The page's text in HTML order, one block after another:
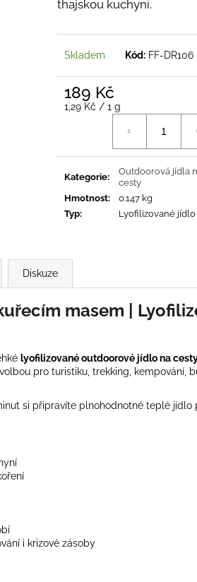
thajskou kuchyní.
Skladem Kód: FF-DR106
189 Kč
Měrná
1,29 Kč / 1 g
Kategorie:
Outdoorová jídla
cesty
Hmotnost:
0.147 kg
Typ: Lyofilizované jídlo
Diskuze
masem |
lyofilizované outdoorové jídlo na
pro turistiku, trekking, kempování,
si připravíte plnohodnotné teplé jídlo
i krizové zásoby
399 Kč